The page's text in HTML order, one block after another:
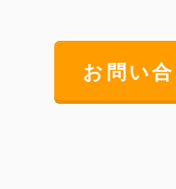
お問い